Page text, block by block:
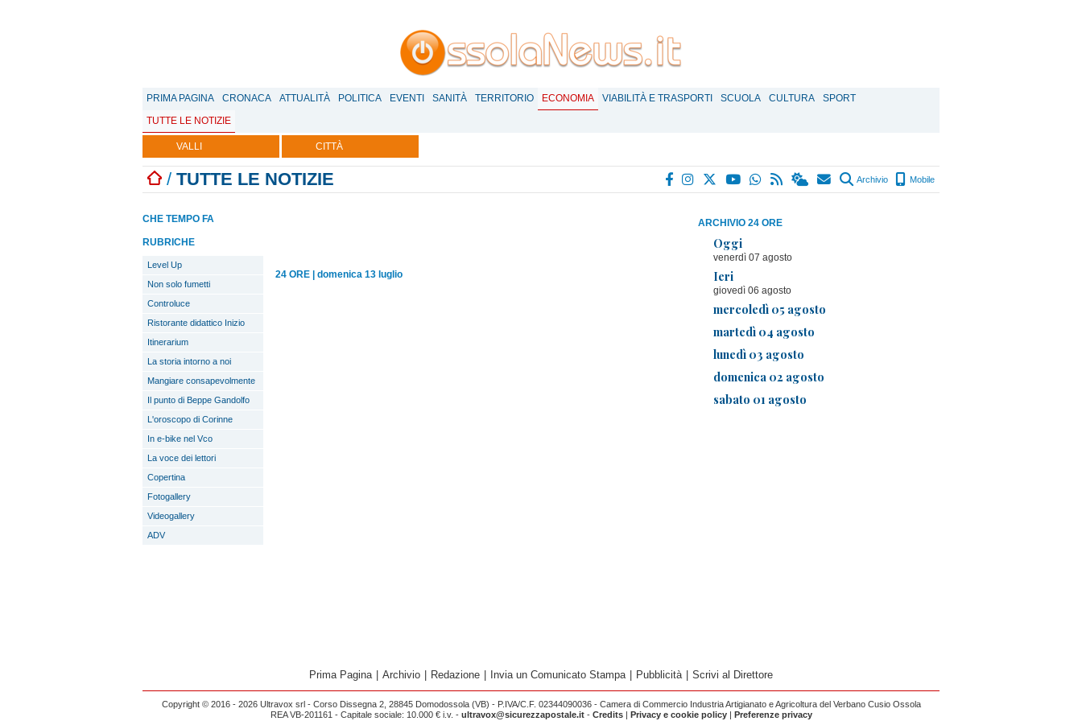
PRIMA PAGINA CRONACA ATTUALITÀ POLITICA EVENTI SANITÀ TERRITORIO ECONOMIA VIABILITÀ E TRASPORTI SCUOLA CULTURA
SPORT
TUTTE LE NOTIZIE
VALLI CITTÀ
/ TUTTE LE NOTIZIE Archivio Mobile
ARCHIVIO 24 ORE
Oggi
venerdì 07 agosto
Ieri
giovedì 06 agosto
mercoledì 05 agosto
martedì 04 agosto
lunedì 03 agosto
domenica 02 agosto
sabato 01 agosto
CHE TEMPO FA
RUBRICHE
Level Up
Non solo fumetti
Controluce
Ristorante didattico Inizio
Itinerarium
La storia intorno a noi
Mangiare consapevolmente
Il punto di Beppe Gandolfo
L'oroscopo di Corinne
In e-bike nel Vco
La voce dei lettori
Copertina
Fotogallery
Videogallery
ADV
24 ORE domenica 13 luglio
Prima Pagina Archivio Redazione Invia un Comunicato Stampa Pubblicità Scrivi al Direttore
Copyright © 2016 - 2026 Ultravox srl - Corso Dissegna 2, 28845 Domodossola (VB) - P.IVA/C.F. 02344090036 - Camera di Commercio Industria Artigianato e Agricoltura del Verbano Cusio Ossola
REA VB-201161 - Capitale sociale: 10.000 € i.v. - ultravox@sicurezzapostale.it- Credits| Privacy e cookie policy| Preferenze privacy